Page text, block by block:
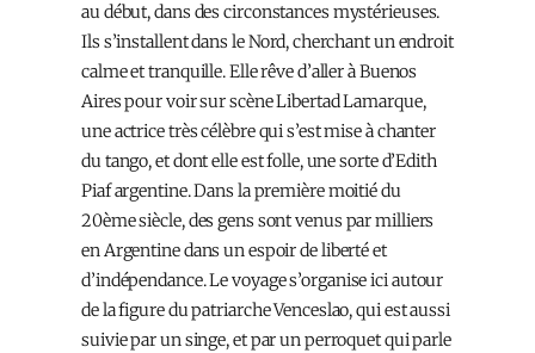
au début, dans des circonstances mystérieuses.
Ils s’installent dans le Nord, cherchant un endroit
calme et tranquille. Elle rêve d’aller à Buenos
Aires pour voir sur scène Libertad Lamarque,
une actrice très célèbre qui s’est mise à chanter
du tango, et dont elle est folle, une sorte d’Edith
Piaf argentine. Dans la première moitié du
20ème siècle, des gens sont venus par milliers
en Argentine dans un espoir de liberté et
d’indépendance. Le voyage s’organise ici autour
de la figure du patriarche Venceslao, qui est aussi
suivie par un singe, et par un perroquet qui parle